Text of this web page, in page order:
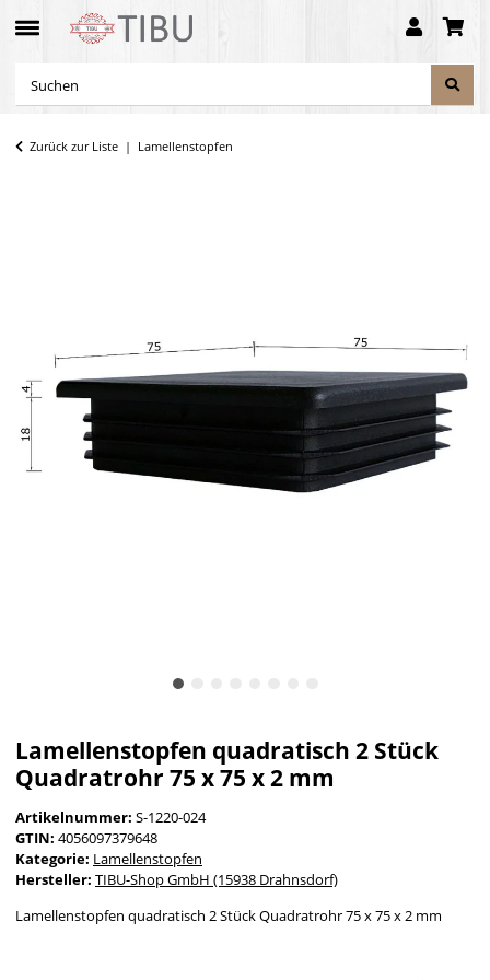
Zurück zur Liste Lamellenstopfen
Lamellenstopfen quadratisch 2 Stück
Quadratrohr 75 x 75 x 2 mm
Artikelnummer: S-1220-024
GTIN: 4056097379648
Kategorie: Lamellenstopfen
Hersteller: TIBU-Shop GmbH (15938 Drahnsdorf)
Lamellenstopfen quadratisch 2 Stück Quadratrohr 75 x 75 x 2 mm